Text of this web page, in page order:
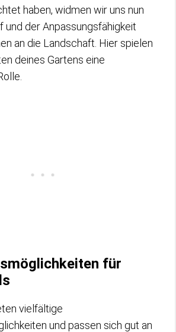
haben, widmen wir uns nun
und der Anpassungsfähigkeit
an die Landschaft. Hier spielen
deines Gartens eine
für
vielfältige
und passen sich gut an